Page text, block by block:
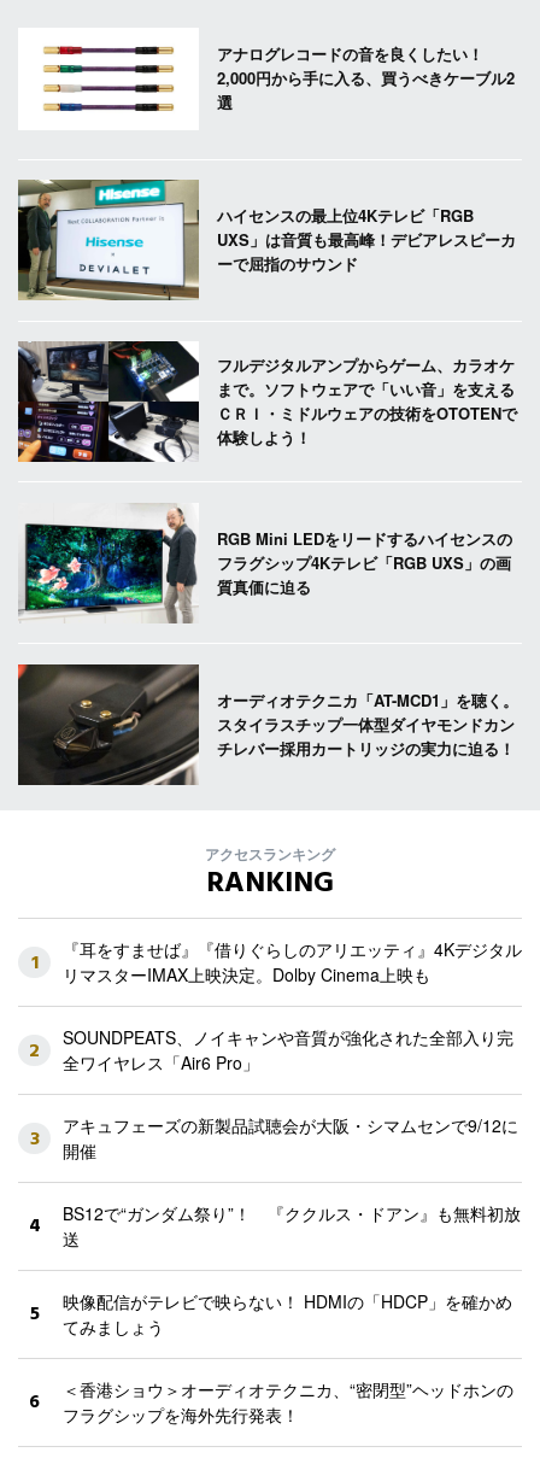
アナログレコードの音を良くしたい！
2,000円から手に入る、買うべきケーブル2
選
ハイセンスの最上位4Kテレビ「RGB
UXS」は音質も最高峰！デビアレスピーカ
ーで屈指のサウンド
フルデジタルアンプからゲーム、カラオケ
まで。ソフトウェアで「いい音」を支える
ＣＲＩ・ミドルウェアの技術をOTOTENで
体験しよう！
RGB Mini LEDをリードするハイセンスの
フラグシップ4Kテレビ「RGB UXS」の画
質真価に迫る
オーディオテクニカ「AT-MCD1」を聴く。
スタイラスチップ一体型ダイヤモンドカン
チレバー採用カートリッジの実力に迫る！
アクセスランキング
RANKING
1
『耳をすませば』『借りぐらしのアリエッティ』4Kデジタル
リマスターIMAX上映決定。Dolby Cinema上映も
2
SOUNDPEATS、ノイキャンや音質が強化された全部入り完
全ワイヤレス「Air6 Pro」
3
アキュフェーズの新製品試聴会が大阪・シマムセンで9/12に
開催
4
BS12で“ガンダム祭り”！ 『ククルス・ドアン』も無料初放
送
5
映像配信がテレビで映らない！ HDMIの「HDCP」を確かめ
てみましょう
6
＜香港ショウ＞オーディオテクニカ、“密閉型”ヘッドホンの
フラグシップを海外先行発表！